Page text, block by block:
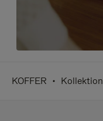
KOFFER Kollektion